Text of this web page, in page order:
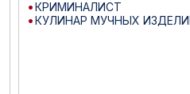
КРИМИНАЛИСТ
КУЛИНАР МУЧНЫХ